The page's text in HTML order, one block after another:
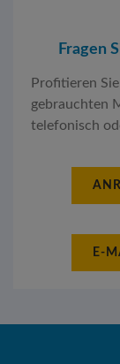
Fragen
Profitieren
gebrauchten
telefonisch
E-